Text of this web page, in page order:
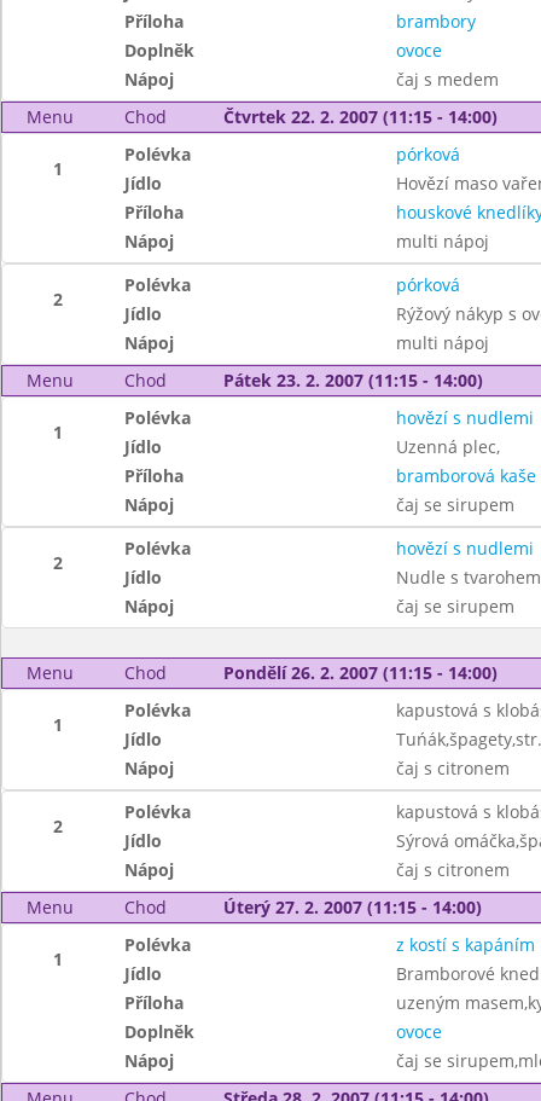
Příloha
brambory
Doplněk
ovoce
Nápoj
čaj s medem
Menu
Chod Čtvrtek 22. 2. 2007 (11:15 - 14:00)
1
Polévka
pórková
Jídlo
Hovězí maso
Příloha
houskové
Nápoj
multi nápoj
2
Polévka
pórková
Jídlo
Rýžový nákyp s
Nápoj
multi nápoj
Menu
Chod Pátek 23. 2. 2007 (11:15 - 14:00)
1
Polévka
hovězí s nudlemi
Jídlo
Uzenná plec,
Příloha
bramborová kaše
Nápoj
čaj se sirupem
2
Polévka
hovězí s nudlemi
Jídlo
Nudle s tvarohem
Nápoj
čaj se sirupem
Menu Chod Pondělí 26. 2. 2007 (11:15 - 14:00)
1
Polévka
kapustová s
Jídlo
Nápoj
čaj s citronem
2
Polévka
kapustová s
Jídlo
Sýrová
Nápoj
čaj s citronem
Menu
Chod Úterý 27. 2. 2007 (11:15 - 14:00)
1
Polévka
z kostí s kapáním
Jídlo
Bramborové
Příloha
uzeným
Doplněk
ovoce
Nápoj
čaj se